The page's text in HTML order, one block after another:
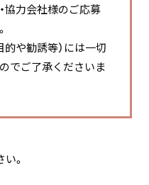
協力会社様のご応募
や勧誘等）には一切
でご了承くださいま
。